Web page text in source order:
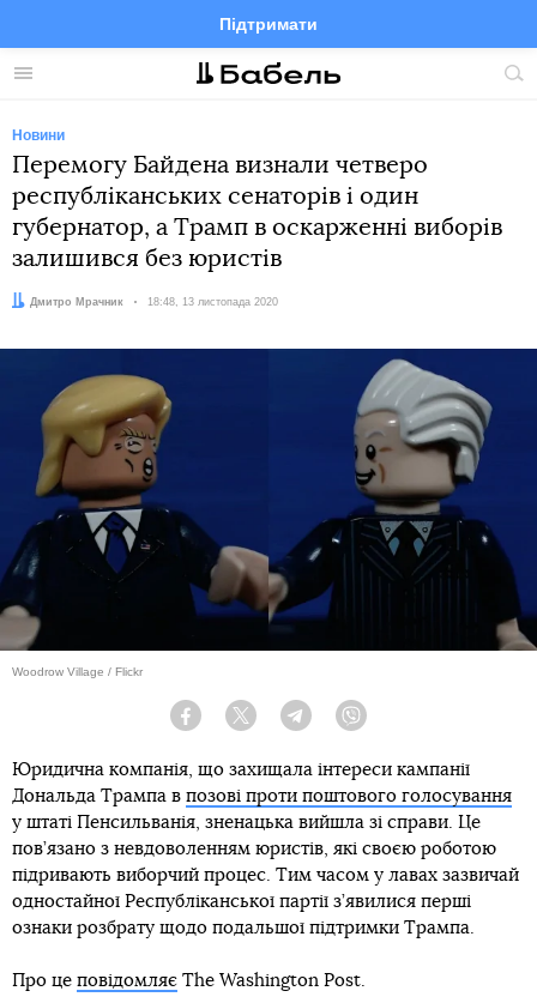
Меню
Підтримати
FacebookTelegramTwitter
Новини
Перемогу Байдена визнали четверо
республіканських сенаторів і один
губернатор, а Трамп в оскарженні виборів
залишився без юристів
Автор:
Дмитро Мрачник Дата:
18:48, 13 листопада 2020
Woodrow Village / Flickr
Facebook Twitter Telegram
Юридична компанія, що захищала інтереси кампанії
Дональда Трампа в позові проти поштового голосування
у штаті Пенсильванія, зненацька вийшла зі справи. Це
пов’язано з невдоволенням юристів, які своєю роботою
підривають виборчий процес. Тим часом у лавах зазвичай
одностайної Республіканської партії з’явилися перші
ознаки розбрату щодо подальшої підтримки Трампа.
Про це повідомляє The Washington Post.